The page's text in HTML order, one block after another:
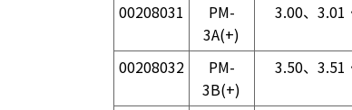
00208031
PM-
3A(+)
3.00、3.01
00208032
PM-
3B(+)
3.50、3.51